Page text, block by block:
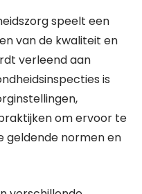
speelt een
van de kwaliteit en
verleend aan
is
om ervoor te
geldende normen en